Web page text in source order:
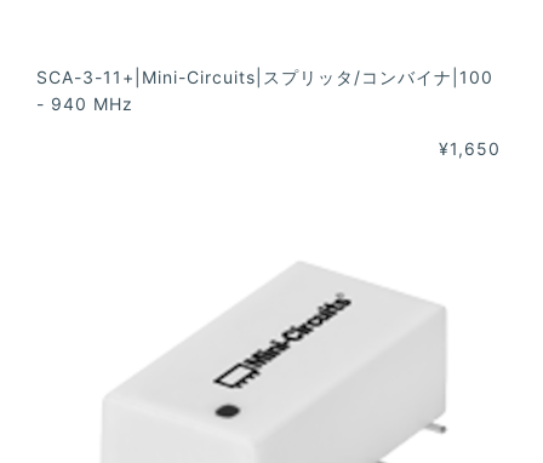
SCA-3-11+|Mini-Circuits|スプリッタ/コンバイナ|100
- 940 MHz
¥1,650